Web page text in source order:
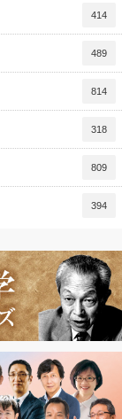
414
489
814
318
809
394